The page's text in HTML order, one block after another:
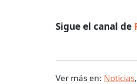
Sigue el canal de
Ver más en: Noticias,